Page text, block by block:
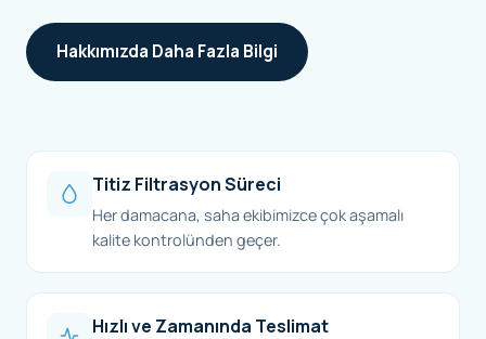
Hakkımızda Daha Fazla Bilgi
Titiz Filtrasyon Süreci
Her damacana, saha ekibimizce çok aşamalı
kalite kontrolünden geçer.
Hızlı ve Zamanında Teslimat